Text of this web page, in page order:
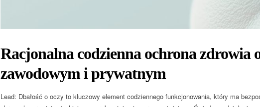
Racjonalna codzienna ochrona zdrowia
zawodowym i prywatnym
Lead: Dbałość o oczy to kluczowy element codziennego funkcjonowania, który ma